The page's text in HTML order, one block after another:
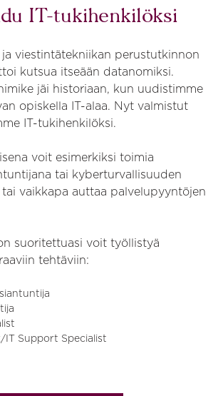
IT-tukihenkilöksi
viestintätekniikan perustutkinnon
kutsua itseään datanomiksi.
jäi historiaan, kun uudistimme
opiskella IT-alaa. Nyt valmistut
IT-tukihenkilöksi.
voit esimerkiksi toimia
tai kyberturvallisuuden
vaikkapa auttaa palvelupyyntöjen
suoritettuasi voit työllistyä
tehtäviin:
IT Support Specialist